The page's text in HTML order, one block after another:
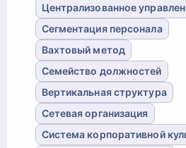
Централизованное
Сегментация персонала
Вахтовый метод
Семейство должностей
Вертикальная структура
Сетевая организация
Система корпоративной